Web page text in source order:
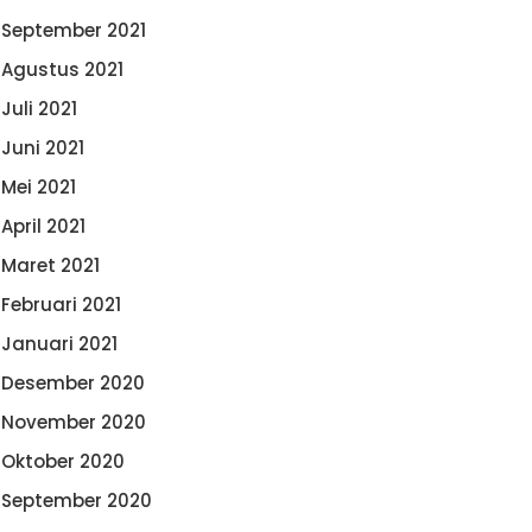
September 2021
Agustus 2021
Juli 2021
Juni 2021
Mei 2021
April 2021
Maret 2021
Februari 2021
Januari 2021
Desember 2020
November 2020
Oktober 2020
September 2020